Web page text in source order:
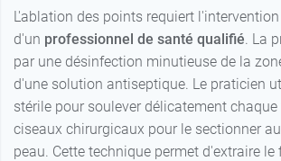
L'ablation des points requiert l'intervention
d'un professionnel de santé qualifié. La
par une désinfection minutieuse de la
d'une solution antiseptique. Le praticien
stérile pour soulever délicatement
ciseaux chirurgicaux pour le sectionner
peau. Cette technique permet d'extraire le